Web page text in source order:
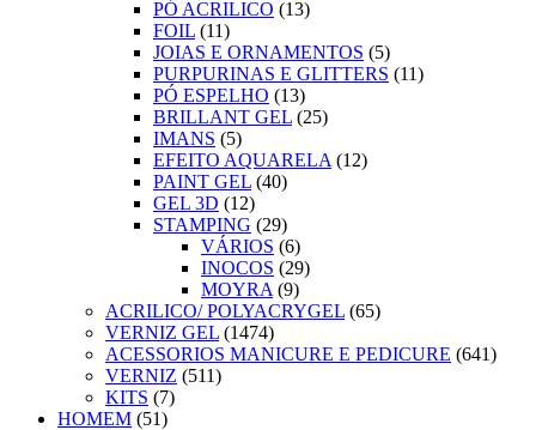
PÓ ACRILICO (13)
FOIL (11)
JOIAS E ORNAMENTOS (5)
PURPURINAS E GLITTERS (11)
PÓ ESPELHO (13)
BRILLANT GEL (25)
IMANS (5)
EFEITO AQUARELA (12)
PAINT GEL (40)
GEL 3D (12)
STAMPING (29)
VÁRIOS (6)
INOCOS (29)
MOYRA (9)
ACRILICO/ POLYACRYGEL (65)
VERNIZ GEL (1474)
ACESSORIOS MANICURE E PEDICURE (641)
VERNIZ (511)
KITS (7)
HOMEM (51)